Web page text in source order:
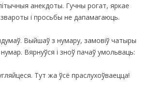
анекдоты. Гучны рогат, яркае
звароты і просьбы не дапамагаюць.
Выйшаў з нумару, замовіў чатыры
нумар. Вярнуўся і зноў пачаў умольваць:
Тут жа ўсё праслухоўваецца!